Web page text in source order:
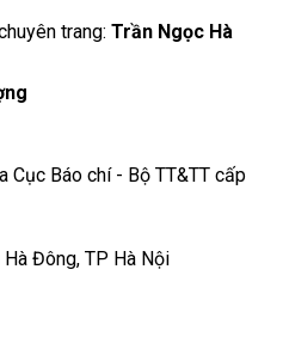
trang: Trần Ngọc Hà
Cục Báo chí - Bộ TT&TT cấp
Đông, TP Hà Nội